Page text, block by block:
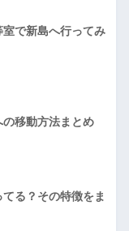
室で新島へ行ってみ
移動方法まとめ
る？その特徴をま